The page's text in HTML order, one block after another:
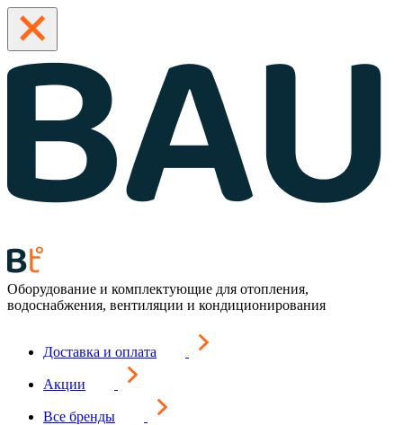
Оборудование и комплектующие для отопления,
водоснабжения, вентиляции и кондиционирования
Доставка и оплата
Акции
Все бренды